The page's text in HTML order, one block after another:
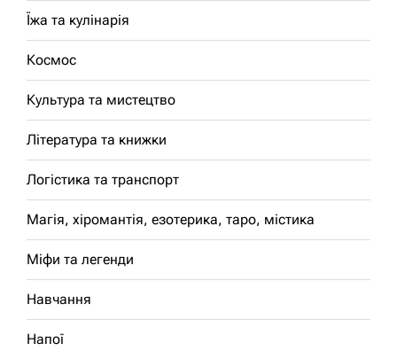
Їжа та кулінарія
Космос
Культура та мистецтво
Література та книжки
Логістика та транспорт
Магія, хіромантія, езотерика, таро, містика
Міфи та легенди
Навчання
Напої